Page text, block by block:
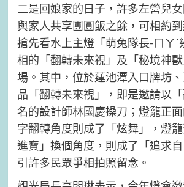
二是回娘家的日子，許多左營兒女
與家人共享團圓飯之餘，可相約
搶先看水上主燈「萌兔隊長-ㄇㄚˊ
相的「翻轉未來視」及「秘境神
場。其中，位於蓮池潭入口牌坊
品「翻轉未來視」，即是邀請以
名的設計師林國慶操刀；燈籠正
字翻轉角度則成了「炫舞」，燈
進寶」換個角度，則成了「追求
引許多民眾爭相拍照留念。